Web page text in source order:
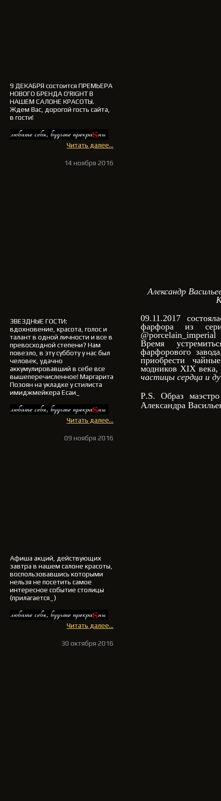
9 ДЕКАБРЯ состоится ПРЕМЬЕРА
НОВОГО БРЕНДАO'RIGHTВ
НАШЕМ САЛОНЕ КРАСОТЫ.
Ждем Вас, дорогой гость сайта,
в гости!
Читать далее...
14 ноября 2016
ЗВЕЗДНЫЕ ГОСТИ:
вдохновение, красота, голос и
талант в одной личности и все в
превосходной степени? Нам
повезло, в эту субботу у нас был
человек, удачно
аккумулировавший в себе все
вышеперечисленное! Маргарита
Позоян на укладке у стилиста
имиджмейкера Есаи_
Читать далее...
09 ноября 2016
Афиша акций, действующих
завтра в нашем салоне красоты,
воспользовавшись которыми
нельзя не посетить самое
интересное событие столицы
(прилагается_)
Читать далее...
30 октября 2016
Александр
09.11.2017
фарфора из
Время
фарфорового
приобрести
модников XIX века,
частицы сердца и
P.S. Образ
Александра